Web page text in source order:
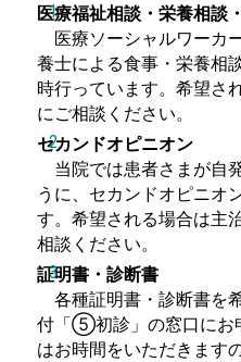
医療福祉相談・栄養相談
医療ソーシャルワーカ
養士による食事・栄養相
時行っています。希望さ
にご相談ください。
セカンドオピニオン
当院では患者さまが自
うに、セカンドオピニオ
す。希望される場合は主
相談ください。
証明書・診断書
各種証明書・診断書を
付「⑤初診」の窓口にお
はお時間をいただきます